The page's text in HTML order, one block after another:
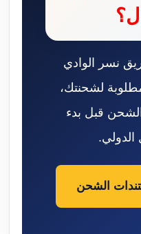
نسر الوادي
لشحنتك،
قبل بدء
الدولي.
الشحن